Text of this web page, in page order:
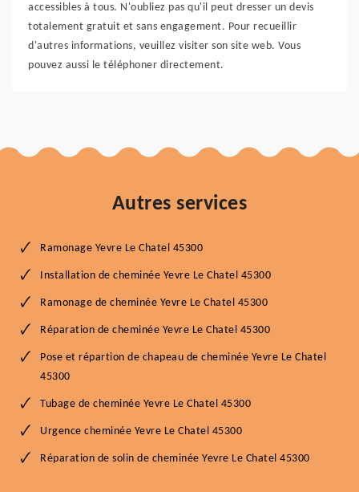
accessibles à tous. N'oubliez pas qu'il peut dresser un devis
totalement gratuit et sans engagement. Pour recueillir
d'autres informations, veuillez visiter son site web. Vous
pouvez aussi le téléphoner directement.
Autres services
Ramonage Yevre Le Chatel 45300
Installation de cheminée Yevre Le Chatel 45300
Ramonage de cheminée Yevre Le Chatel 45300
Réparation de cheminée Yevre Le Chatel 45300
Pose et répartion de chapeau de cheminée Yevre Le Chatel
45300
Tubage de cheminée Yevre Le Chatel 45300
Urgence cheminée Yevre Le Chatel 45300
Réparation de solin de cheminée Yevre Le Chatel 45300